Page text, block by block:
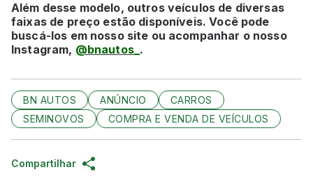
Além desse modelo, outros veículos de diversas
faixas de preço estão disponíveis. Você pode
buscá-los em nosso site ou acompanhar o nosso
Instagram, @bnautos_ .
BN AUTOS ANÚNCIO
CARROS
SEMINOVOS
COMPRA E VENDA DE VEÍCULOS
Compartilhar